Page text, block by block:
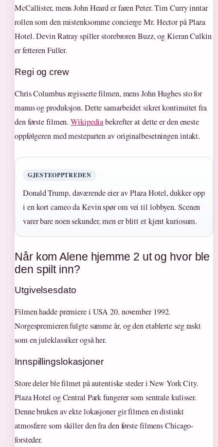
McCallister, mens John Heard er faren Peter. Tim Curry inntar
rollen som den mistenksomme concierge Mr. Hector på Plaza
Hotel. Devin Ratray spiller storebroren Buzz, og Kieran Culkin
er fetteren Fuller.
Regi og crew
Chris Columbus regisserte filmen, mens John Hughes sto for
manus og produksjon. Dette samarbeidet sikret kontinuitet fra
den første filmen.Wikipediabekrefter at dette er den eneste
oppfølgeren med mesteparten av originalbesetningen intakt.
GJESTEOPPTREDEN
Donald Trump, daværende eier av Plaza Hotel, dukker opp
i en kort cameo da Kevin spør om vei til lobbyen. Scenen
varer bare noen sekunder, men er blitt et kjent kuriosum.
Når kom Alene hjemme 2 ut og hvor ble
den spilt inn?
Utgivelsesdato
Filmen hadde premiere i USA 20. november 1992.
Norgespremieren fulgte samme år, og den etablerte seg raskt
som en juleklassiker også her.
Innspillingslokasjoner
Store deler ble filmet på autentiske steder i New York City.
Plaza Hotel og Central Park fungerer som sentrale kulisser.
Denne bruken av ekte lokasjoner gir filmen en distinkt
atmosfære som skiller den fra den første filmens Chicago-
forsteder.